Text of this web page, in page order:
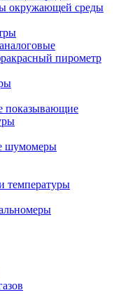
окружающей среды
пирометр
показывающие
шумомеры
температуры